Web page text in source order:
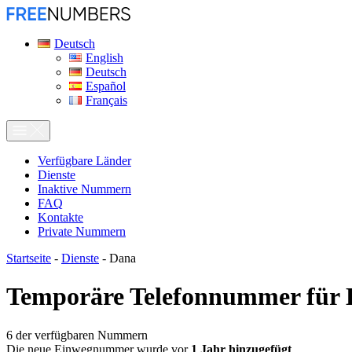
Deutsch
English
Deutsch
Español
Français
Verfügbare Länder
Dienste
Inaktive Nummern
FAQ
Kontakte
Private Nummern
Startseite - Dienste - Dana
Temporäre Telefonnummer für
6 der verfügbaren Nummern
Die neue Einwegnummer wurde vor 1 Jahr hinzugefügt